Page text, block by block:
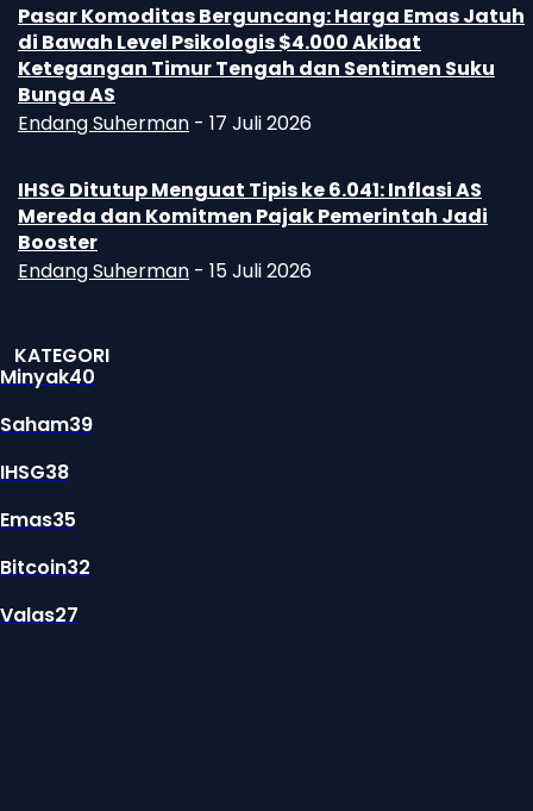
Pasar Komoditas Berguncang: Harga Emas Jatuh
di Bawah Level Psikologis $4.000 Akibat
Ketegangan Timur Tengah dan Sentimen Suku
Bunga AS
Endang Suherman - 17 Juli 2026
IHSG Ditutup Menguat Tipis ke 6.041: Inflasi AS
Mereda dan Komitmen Pajak Pemerintah Jadi
Booster
Endang Suherman - 15 Juli 2026
KATEGORI
Minyak40
Saham39
IHSG38
Emas35
Bitcoin32
Valas27